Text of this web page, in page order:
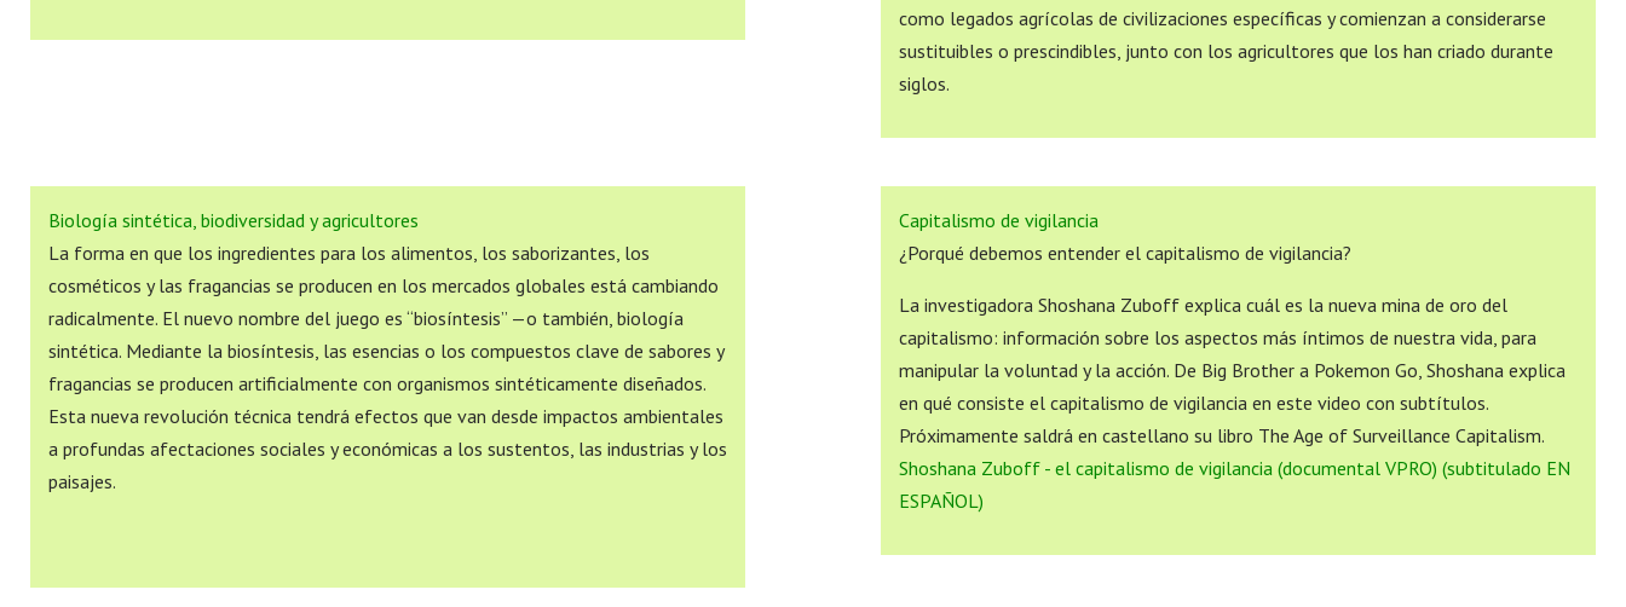
como legados agrícolas de civilizaciones específicas y comienzan a considerarse
sustituibles o prescindibles, junto con los agricultores que los han criado durante
siglos.
Biología sintética, biodiversidad y agricultores
La forma en que los ingredientes para los alimentos, los saborizantes, los
cosméticos y las fragancias se producen en los mercados globales está cambiando
radicalmente. El nuevo nombre del juego es “biosíntesis” —o también, biología
sintética. Mediante la biosíntesis, las esencias o los compuestos clave de sabores y
fragancias se producen artificialmente con organismos sintéticamente diseñados.
Esta nueva revolución técnica tendrá efectos que van desde impactos ambientales
a profundas afectaciones sociales y económicas a los sustentos, las industrias y los
paisajes.
Capitalismo de vigilancia
¿Porqué debemos entender el capitalismo de vigilancia?
La investigadora Shoshana Zuboff explica cuál es la nueva mina de oro del
capitalismo: información sobre los aspectos más íntimos de nuestra vida, para
manipular la voluntad y la acción. De Big Brother a Pokemon Go, Shoshana explica
en qué consiste el ​capitalismo de vigilancia​ en este video con subtítulos.
Próximamente saldrá en castellano su libro ​The Age of Surveillance Capitalism​.
Shoshana Zuboff - el capitalismo de vigilancia (documental VPRO) (subtitulado EN
ESPAÑOL)